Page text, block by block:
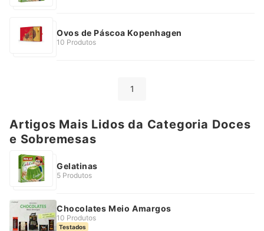
Ovos de Páscoa Kopenhagen
10 Produtos
1
Artigos Mais Lidos da Categoria Doces
e Sobremesas
Gelatinas
5 Produtos
Chocolates Meio Amargos
10 Produtos
Testados